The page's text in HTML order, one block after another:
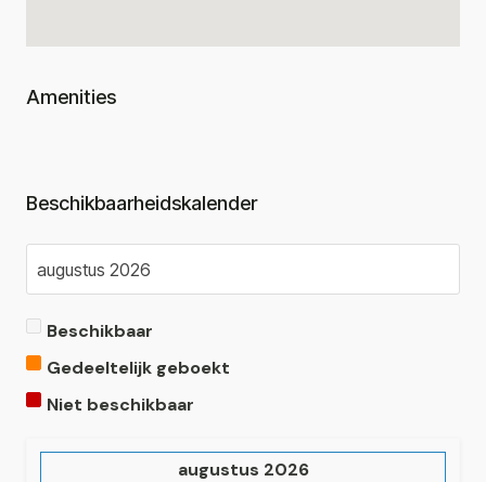
Amenities
Beschikbaarheidskalender
Beschikbaar
Gedeeltelijk geboekt
Niet beschikbaar
augustus 2026